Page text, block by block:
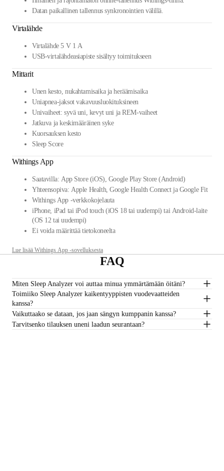
Datan paikallinen tallennus synkronointien välillä.
Virtalähde
Virtalähde 5 V 1 A
USB-virtalähdeasiapiste sisältyy toimitukseen
Mittarit
Unen kesto, nukahtamisaika ja heräämisaika
Uniapnea-jaksot vakavuusluokituksineen
Univaiheet: syvä uni, kevyt uni ja REM-vaiheet
Jatkuva ja keskimääräinen syke
Kuorsauksen kesto
Sleep Score
Withings App
Saatavilla: App Store (iOS), Google Play Store (Android)
Yhteensopiva: Apple Health, Google Health Connect ja Google Fit
Withings App -verkkokojelauta
iPhone, iPad tai iPod touch (iOS 18 tai uudempi) tai Android-laite
(OS 12 tai uudempi)
Ei voida määrittää tietokoneelta
Lue lisää Withings App -sovelluksesta
FAQ
Miten Sleep Analyzer voi auttaa minua ymmärtämään öitäni?
Toimiiko Sleep Analyzer kaikentyyppisten vuodevaatteiden
kanssa?
Vaikuttaako se dataan, jos jaan sängyn kumppanin kanssa?
Tarvitsenko tilauksen uneni laadun seurantaan?